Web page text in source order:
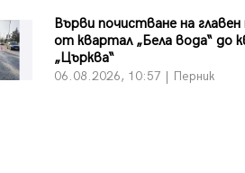
Върви почистване на
от квартал „Бела вода“ до
„Църква“
06.08.2026, 10:57 | Перник